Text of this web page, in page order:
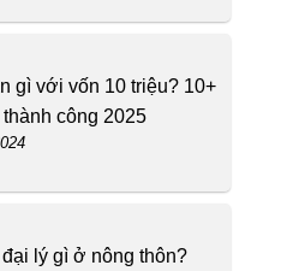
gì với vốn 10 triệu? 10+
công 2025
lý gì ở nông thôn?